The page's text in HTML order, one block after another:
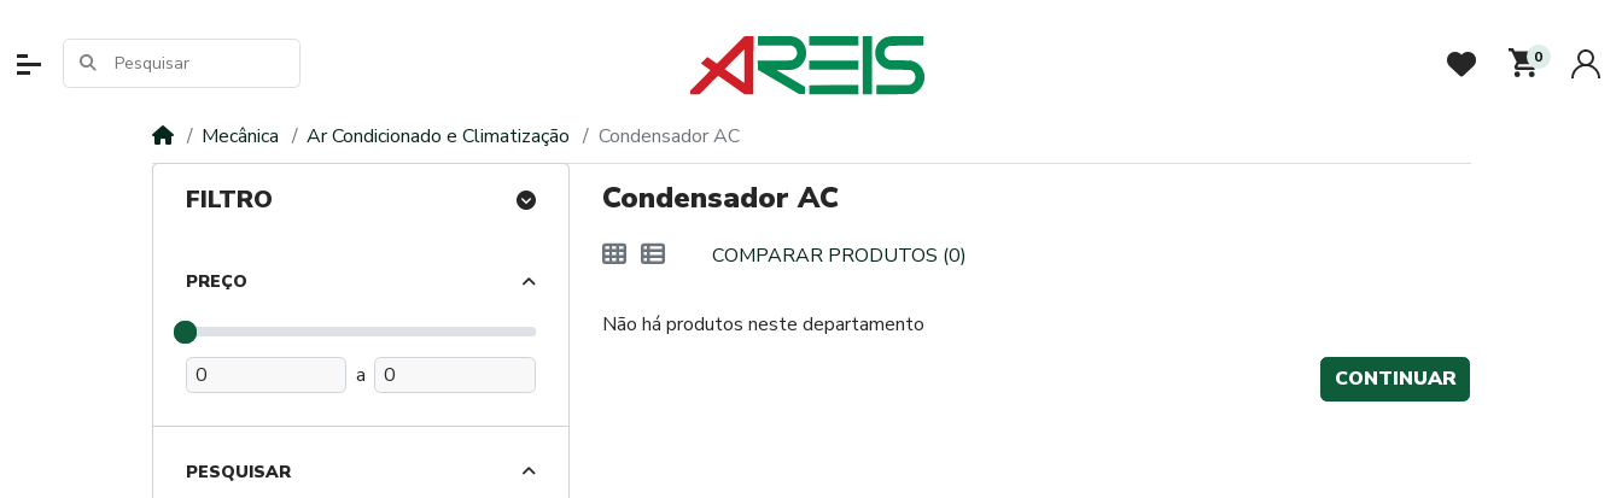
0
Mecânica Ar Condicionado e Climatização Condensador AC
FILTRO
PREÇO
a
PESQUISAR
Condensador AC
COMPARAR PRODUTOS (0)
Não há produtos neste departamento
CONTINUAR